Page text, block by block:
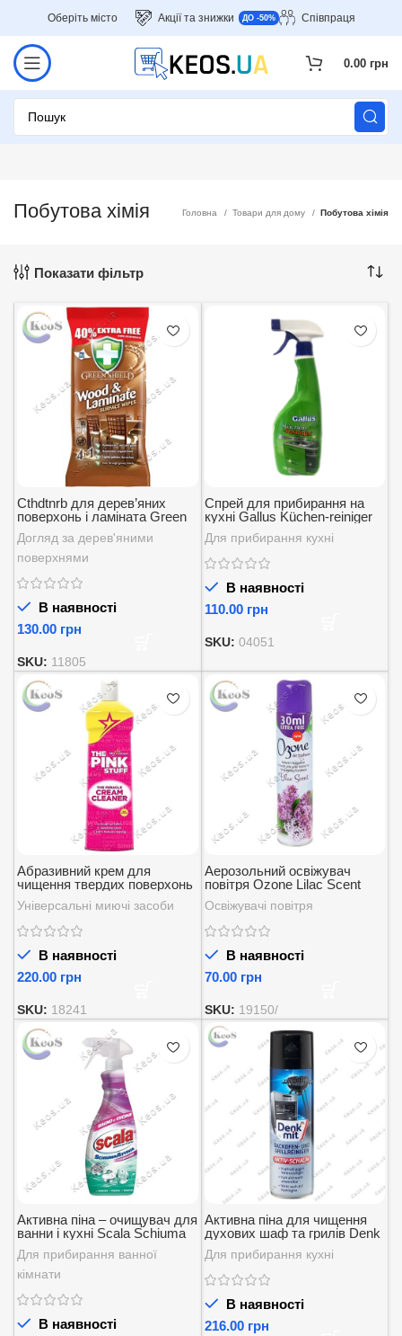
Оберіть місто Акції та знижки ДО -50% Співпраця
0.00 грн
Побутова хімія Головна Товари для дому Побутова хімія
Показати фільтр
Cthdtnrb для дерев’яних
поверхонь і ламіната Green
Shield 70шт.
Догляд за дерев'яними
поверхнями
В наявності
грн
SKU: 11805
Cпрей для прибирання на
кухні Gallus Küchen-reiniger
750 мл.
Для прибирання кухні
В наявності
грн
SKU: 04051
Абразивний крем для
чищення твердих поверхонь
The Pink Stuff 500 мл
Універсальні миючі засоби
В наявності
грн
SKU: 18241
Аерозольний освіжувач
повітря Ozone Lilac Scent
300 мл
Освіжувачі повітря
В наявності
грн
SKU: 19150/
Активна піна – очищувач для
ванни і кухні Scala Schiuma
attiva -detergente per Bagno e
Cucina 750 мл.
Для прибирання ванної
кімнати
В наявності
Активна піна для чищення
духових шаф та грилів Denk
mit backofen-und grillreiniger
500 мл.
Для прибирання кухні
В наявності
грн